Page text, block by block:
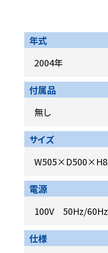
年式
2004年
付属品
無し
サイズ
電源
100V 50Hz/60Hz
仕様